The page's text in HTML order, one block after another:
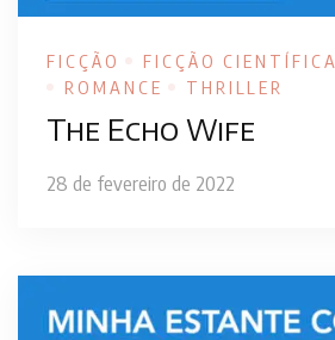
FICÇÃO FICÇÃO CIENTÍFICA
ROMANCE
THRILLER
The Echo Wife
28 de fevereiro de 2022